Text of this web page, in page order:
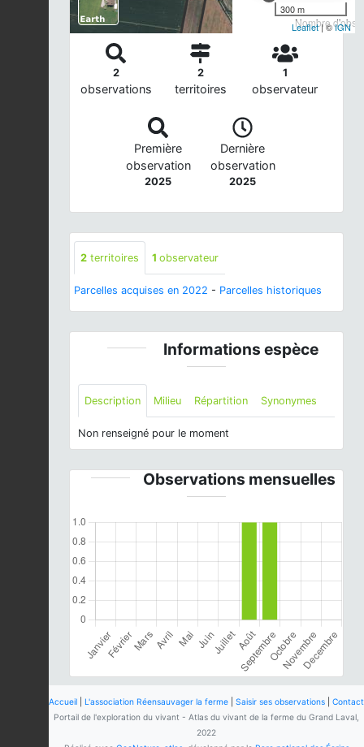
Nombre
300 m
Leaflet| ©IGN
2
observations
2
territoires
1
observateur
Première
observation
2025
Dernière
observation
2025
2 territoires 1 observateur
Parcelles acquises en 2022 - Parcelles historiques
Informations espèce
Description Milieu Répartition Synonymes
Non renseigné pour le moment
Observations mensuelles
Accueil L'association Réensauvager la ferme Saisir ses observations
Contact
Portail de l'exploration du vivant - Atlas du vivant de la ferme du Grand Laval,
2022